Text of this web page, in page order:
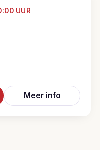
UUR
Meer info